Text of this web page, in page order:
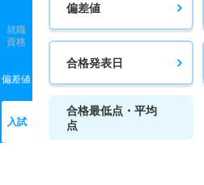
就職
資格
偏差値
入試
偏差値
合格発表日
合格最低点・平均
点